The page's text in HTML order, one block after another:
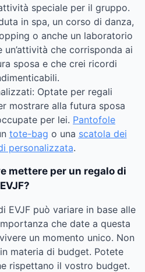
speciale per il gruppo.
in spa, un corso di danza,
o anche un laboratorio
che corrisponda ai
sposa e che crei ricordi
Optate per regali
mostrare alla futura sposa
per lei. Pantofole
tote-bag o una scatola dei
personalizzata.
mettere per un regalo di
EVJF?
EVJF può variare in base alle
che date a questa
un momento unico. Non
materia di budget. Potete
rispettano il vostro budget.